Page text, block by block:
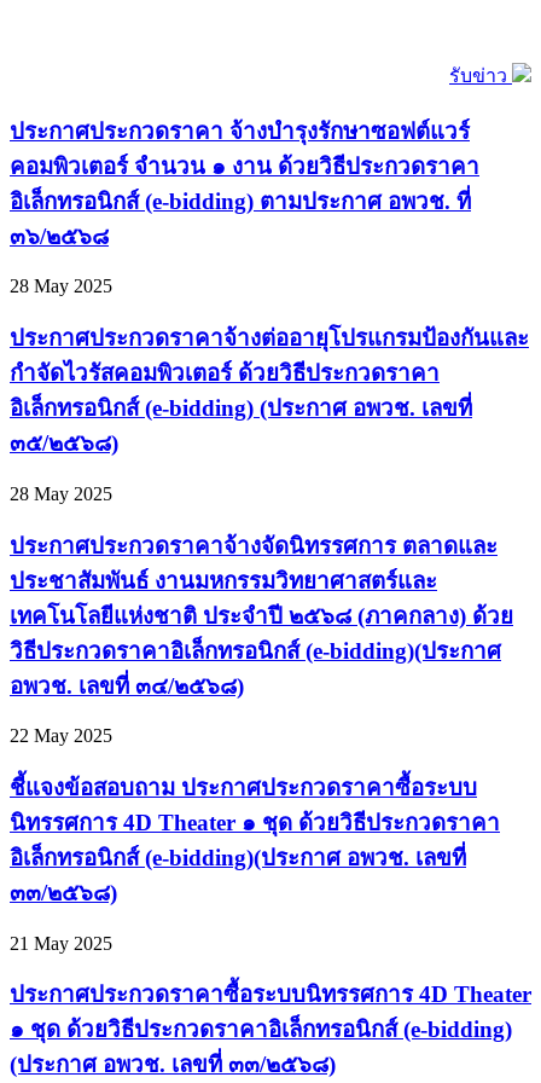
รับข่าว
ประกาศประกวดราคา จ้างบำรุงรักษาซอฟต์แวร์
คอมพิวเตอร์ จำนวน ๑ งาน ด้วยวิธีประกวดราคา
อิเล็กทรอนิกส์ (e-bidding) ตามประกาศ อพวช. ที่
๓๖/๒๕๖๘
28 May 2025
ประกาศประกวดราคาจ้างต่ออายุโปรแกรมป้องกันและ
กำจัดไวรัสคอมพิวเตอร์ ด้วยวิธีประกวดราคา
อิเล็กทรอนิกส์ (e-bidding) (ประกาศ อพวช. เลขที่
๓๕/๒๕๖๘)
28 May 2025
ประกาศประกวดราคาจ้างจัดนิทรรศการ ตลาดและ
ประชาสัมพันธ์ งานมหกรรมวิทยาศาสตร์และ
เทคโนโลยีแห่งชาติ ประจำปี ๒๕๖๘ (ภาคกลาง) ด้วย
วิธีประกวดราคาอิเล็กทรอนิกส์ (e-bidding)(ประกาศ
อพวช. เลขที่ ๓๔/๒๕๖๘)
22 May 2025
ชี้แจงข้อสอบถาม ประกาศประกวดราคาซื้อระบบ
นิทรรศการ 4D Theater ๑ ชุด ด้วยวิธีประกวดราคา
อิเล็กทรอนิกส์ (e-bidding)(ประกาศ อพวช. เลขที่
๓๓/๒๕๖๘)
21 May 2025
ประกาศประกวดราคาซื้อระบบนิทรรศการ 4D Theater
๑ ชุด ด้วยวิธีประกวดราคาอิเล็กทรอนิกส์ (e-bidding)
(ประกาศ อพวช. เลขที่ ๓๓/๒๕๖๘)